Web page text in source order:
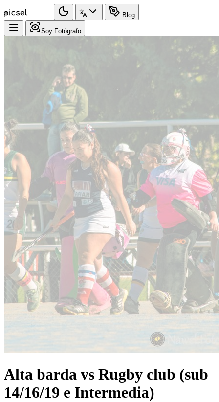
Blog
Soy Fotógrafo
Alta barda vs Rugby club (sub
14/16/19 e Intermedia)